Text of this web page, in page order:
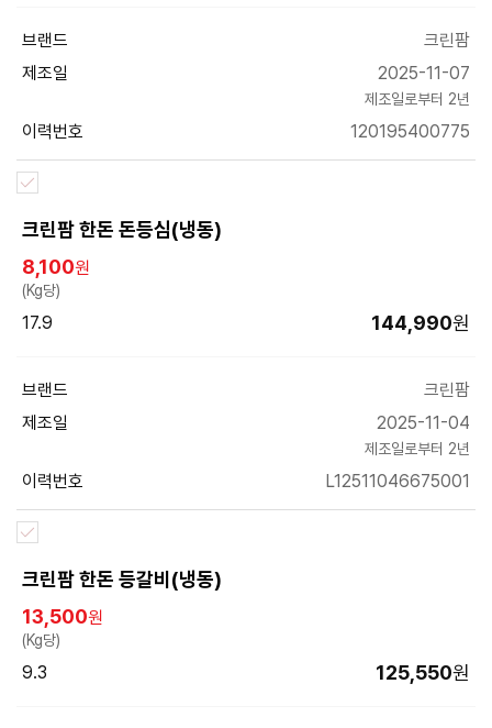
브랜드
크린팜
제조일
2025-11-07
제조일로부터 2년
이력번호 120195400775
크린팜 한돈 돈등심(냉동)
브랜드
크린팜
제조일
2025-11-04
제조일로부터 2년
이력번호 L12511046675001
8,100원
(Kg당)
17.9 144,990원
크린팜 한돈 등갈비(냉동)
13,500원
(Kg당)
9.3 125,550원